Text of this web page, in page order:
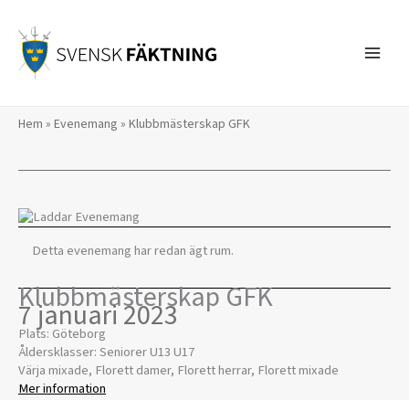
innehåll
Hem » Evenemang » Klubbmästerskap GFK
Detta evenemang har redan ägt rum.
Klubbmästerskap GFK
7 januari 2023
Plats: Göteborg
Åldersklasser: Seniorer U13 U17
Värja mixade, Florett damer, Florett herrar, Florett mixade
Mer information